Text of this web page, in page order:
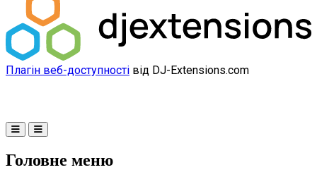
Плагін веб-доступності від DJ-Extensions.com
Головне меню